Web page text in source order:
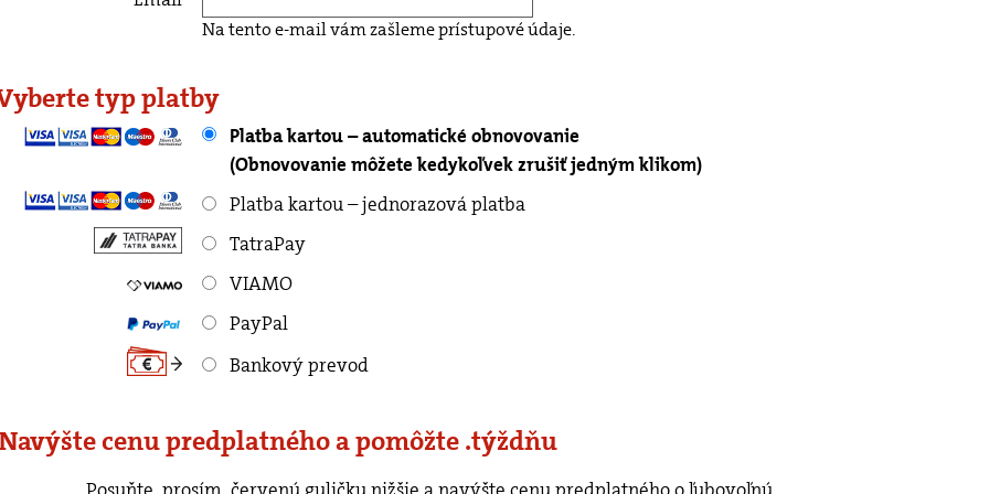
Na tento e-mail vám zašleme prístupové údaje.
typ platby
Platba kartou – automatické obnovovanie
(Obnovovanie môžete kedykoľvek zrušiť jedným klikom)
Platba kartou – jednorazová platba
TatraPay
VIAMO
PayPal
Bankový prevod
cenu predplatného a pomôžte .týždňu